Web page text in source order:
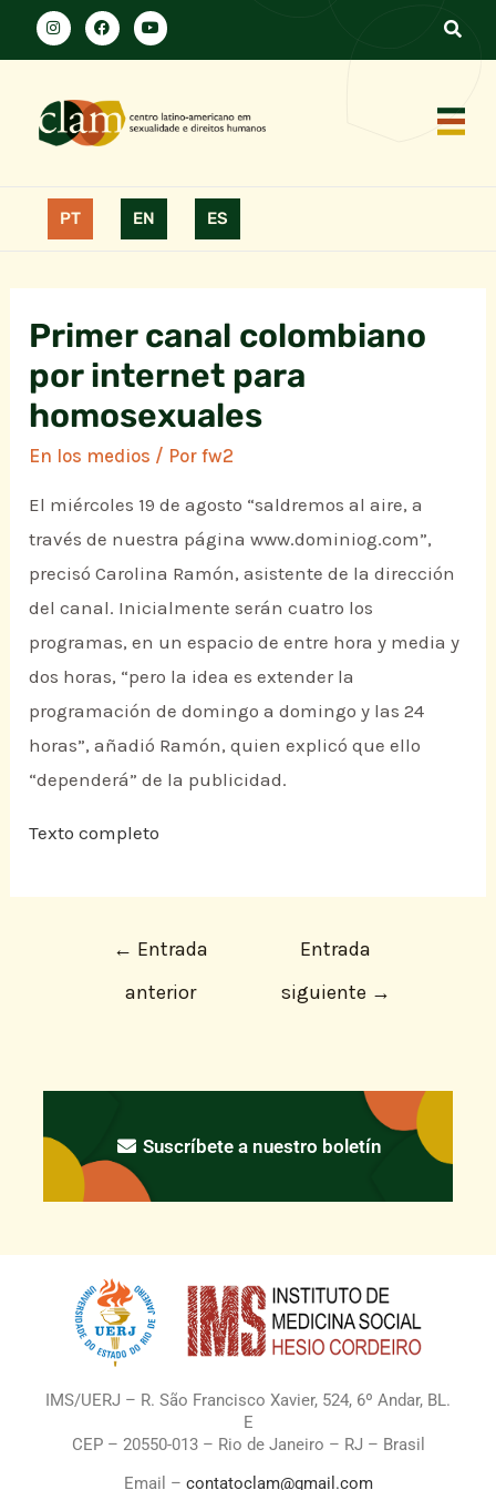
PT EN ES
Primer canal colombiano
por internet para
homosexuales
En los medios / Porfw2
El miércoles 19 de agosto “saldremos al aire, a
través de nuestra página www.dominiog.com”,
precisó Carolina Ramón, asistente de la dirección
del canal. Inicialmente serán cuatro los
programas, en un espacio de entre hora y media y
dos horas, “pero la idea es extender la
programación de domingo a domingo y las 24
horas”, añadió Ramón, quien explicó que ello
“dependerá” de la publicidad.
Texto completo
← Entrada
anterior
Entrada
siguiente →
Suscríbete a nuestro boletín
IMS/UERJ – R. São Francisco Xavier, 524, 6º Andar, BL.
E
CEP – 20550-013 – Rio de Janeiro – RJ – Brasil
Email – contatoclam@gmail.com